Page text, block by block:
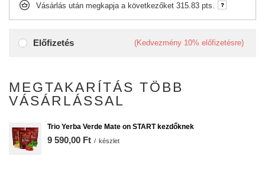
Előfizetés (Kedvezmény 10% előfizetésre)
Vásárlás után megkapja a következőket 315.83 pts.
MEGTAKARÍTÁS TÖBB
VÁSÁRLÁSSAL
Trio Yerba Verde Mate on START kezdőknek
9 590,00 Ft / készlet